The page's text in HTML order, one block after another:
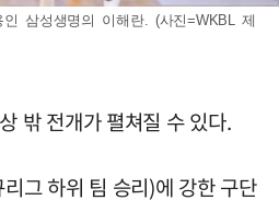
삼성생명의 이해란. (사진=WKBL 제
밖 전개가 펼쳐질 수 있다.
그 하위 팀 승리)에 강한 구단